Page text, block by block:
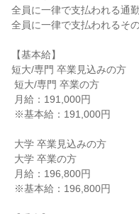
全員に一律で支払われる通
全員に一律で支払われるそ
【基本給】
短大/専門 卒業見込みの方